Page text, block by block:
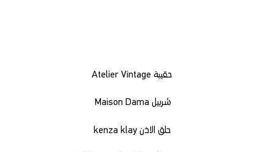
حقيبة Atelier Vintage
شربيل Maison Dama
حلق الاذن kenza klay